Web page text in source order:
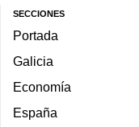
SECCIONES
Portada
Galicia
Economía
España